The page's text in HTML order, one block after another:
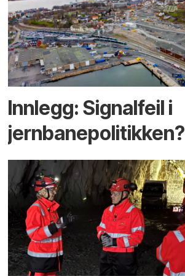
Innlegg: Signalfeil i
jernbanepolitikken?